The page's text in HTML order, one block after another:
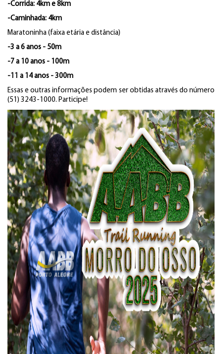
-Corrida: 4km e 8km
-Caminhada: 4km
Maratoninha (faixa etária e distância)
-3 a 6 anos - 50m
-7 a 10 anos - 100m
-11 a 14 anos - 300m
Essas e outras informações podem ser obtidas através do número
(51) 3243-1000. Participe!